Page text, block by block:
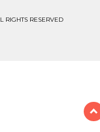
RIGHTS RESERVED